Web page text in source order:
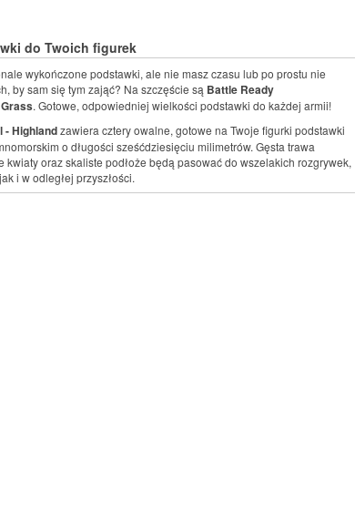
do Twoich figurek
wykończone podstawki, ale nie masz czasu lub po prostu nie
by sam się tym zająć? Na szczęście są Battle Ready
. Gotowe, odpowiedniej wielkości podstawki do każdej armii!
- Highlandzawiera cztery owalne, gotowe na Twoje figurki podstawki
o długości sześćdziesięciu milimetrów. Gęsta trawa
kwiaty oraz skaliste podłoże będą pasować do wszelakich rozgrywek,
i w odległej przyszłości.